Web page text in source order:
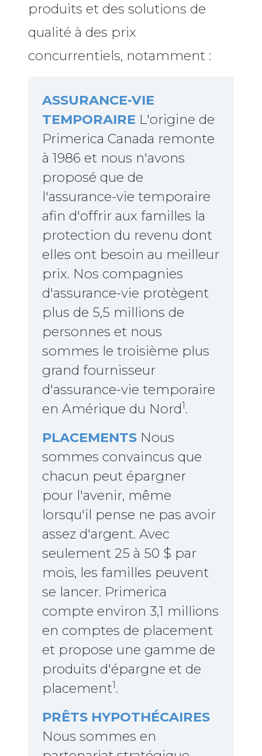
produits et des solutions de
qualité à des prix
concurrentiels, notamment :
ASSURANCE-VIE
TEMPORAIRE L'origine de
Primerica Canada remonte
à 1986 et nous n'avons
proposé que de
l'assurance-vie temporaire
afin d'offrir aux familles la
protection du revenu dont
elles ont besoin au meilleur
prix. Nos compagnies
d'assurance-vie protègent
plus de 5,5 millions de
personnes et nous
sommes le troisième plus
grand fournisseur
d'assurance-vie temporaire
en Amérique du Nord1.
PLACEMENTS Nous
sommes convaincus que
chacun peut épargner
pour l'avenir, même
lorsqu'il pense ne pas avoir
assez d'argent. Avec
seulement 25 à 50 $ par
mois, les familles peuvent
se lancer. Primerica
compte environ 3,1 millions
en comptes de placement
et propose une gamme de
produits d'épargne et de
placement1.
PRÊTS HYPOTHÉCAIRES
Nous sommes en